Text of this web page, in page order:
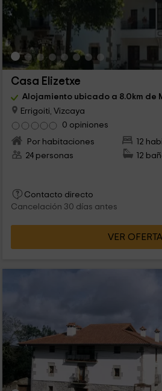
Casa Elizetxe
Alojamiento ubicado a 8.0km de
Errigoiti, Vizcaya
0 opiniones
Por habitaciones
12
24 personas
12
Contacto directo
Cancelación 30 días antes
VER OFERTA